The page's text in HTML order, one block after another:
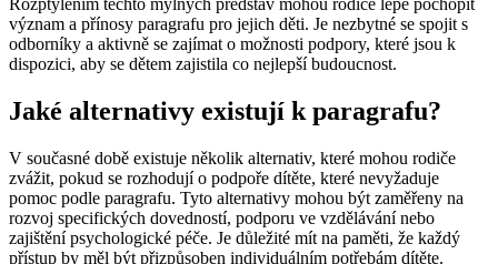
Rozptýlením těchto mylných představ mohou rodiče lépe pochopit
význam a přínosy paragrafu pro jejich děti. Je nezbytné se spojit s
odborníky a aktivně se zajímat o možnosti podpory, které jsou k
dispozici, aby se dětem zajistila co nejlepší budoucnost.
Jaké alternativy existují k paragrafu?
V současné době existuje několik alternativ, které mohou rodiče
zvážit, pokud se rozhodují o podpoře dítěte, které nevyžaduje
pomoc podle paragrafu. Tyto alternativy mohou být zaměřeny na
rozvoj specifických dovedností, podporu ve vzdělávání nebo
zajištění psychologické péče. Je důležité mít na paměti, že každý
přístup by měl být přizpůsoben individuálním potřebám dítěte.